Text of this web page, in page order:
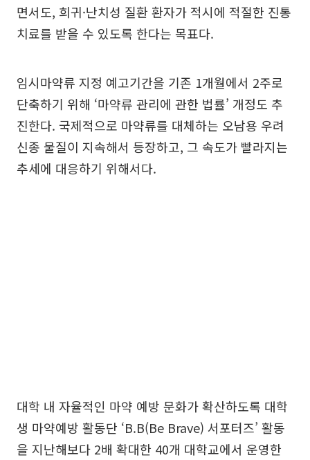
면서도, 희귀·난치성 질환 환자가 적시에 적절한 진통
치료를 받을 수 있도록 한다는 목표다.
임시마약류 지정 예고기간을 기존 1개월에서 2주로
단축하기 위해 ‘마약류 관리에 관한 법률’ 개정도 추
진한다. 국제적으로 마약류를 대체하는 오남용 우려
신종 물질이 지속해서 등장하고, 그 속도가 빨라지는
추세에 대응하기 위해서다.
대학 내 자율적인 마약 예방 문화가 확산하도록 대학
생 마약예방 활동단 ‘B.B(Be Brave) 서포터즈’ 활동
을 지난해보다 2배 확대한 40개 대학교에서 운영한